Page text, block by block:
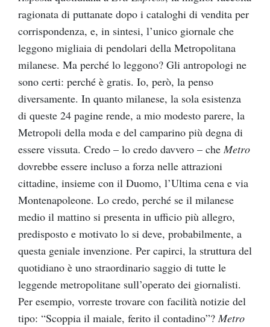
ragionata di puttanate dopo i cataloghi di vendita per
corrispondenza, e, in sintesi, l’unico giornale che
leggono migliaia di pendolari della Metropolitana
milanese. Ma perché lo leggono? Gli antropologi ne
sono certi: perché è gratis. Io, però, la penso
diversamente. In quanto milanese, la sola esistenza
di queste 24 pagine rende, a mio modesto parere, la
Metropoli della moda e del camparino più degna di
essere vissuta. Credo – lo credo davvero – cheMetro
dovrebbe essere incluso a forza nelle attrazioni
cittadine, insieme con il Duomo, l’Ultima cena e via
Montenapoleone. Lo credo, perché se il milanese
medio il mattino si presenta in ufficio più allegro,
predisposto e motivato lo si deve, probabilmente, a
questa geniale invenzione. Per capirci, la struttura del
quotidiano è uno straordinario saggio di tutte le
leggende metropolitane sull’operato dei giornalisti.
Per esempio, vorreste trovare con facilità notizie del
tipo: “Scoppia il maiale, ferito il contadino”?Metro